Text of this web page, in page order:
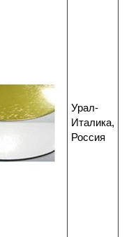
Урал-
Италика,
Россия